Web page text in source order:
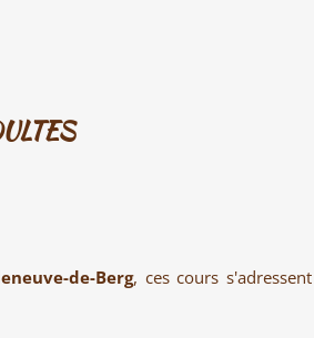
de-Berg, ces cours